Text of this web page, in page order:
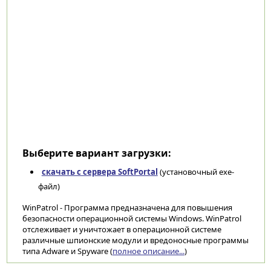
Выберите вариант загрузки:
скачать с сервера SoftPortal (установочный exe-
файл)
WinPatrol - Программа предназначена для повышения
безопасности операционной системы Windows. WinPatrol
отслеживает и уничтожает в операционной системе
различные шпионские модули и вредоносные программы
типа Adware и Spyware (полное описание...)